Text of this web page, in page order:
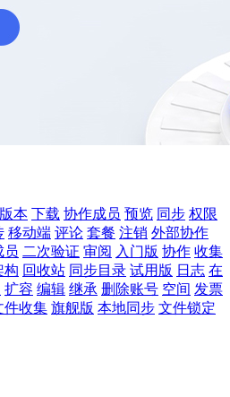
本 下载 协作成员 预览 同步 权限
移动端 评论 套餐 注销 外部协作
员 二次验证 审阅 入门版 协作 收集
构 回收站 同步目录 试用版 日志 在
扩容 编辑 继承 删除账号 空间 发票
件收集 旗舰版 本地同步 文件锁定